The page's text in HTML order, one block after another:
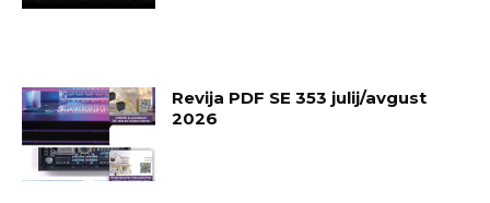
Revija PDF SE 353 julij/avgust
2026